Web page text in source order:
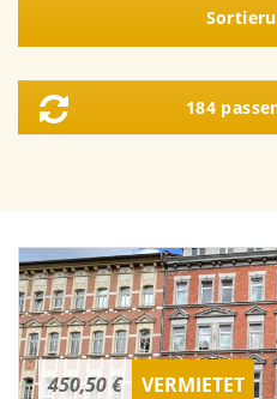
184
450,50 € VERMIETET